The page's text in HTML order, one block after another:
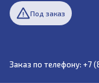
Под заказ
Заказ по телефону: +7